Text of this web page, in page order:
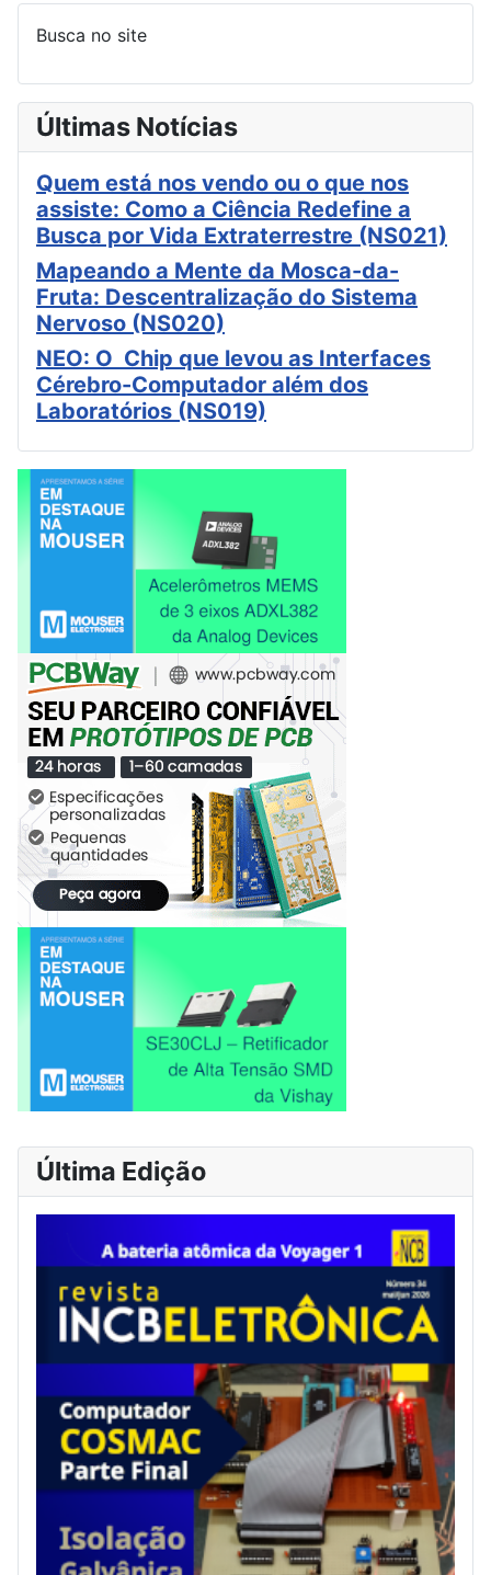
Busca no site
Últimas Notícias
Quem está nos vendo ou o que nos
assiste: Como a Ciência Redefine a
Busca por Vida Extraterrestre (NS021)
Mapeando a Mente da Mosca-da-
Fruta: Descentralização do Sistema
Nervoso (NS020)
NEO: O Chip que levou as Interfaces
Cérebro-Computador além dos
Laboratórios (NS019)
Última Edição